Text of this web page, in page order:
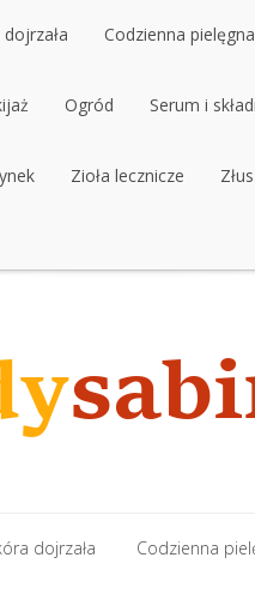
Codzienna
Codzienna
Ogród
Ogród
Serum i
Serum i
Zioła lecznicze
dojrzała Codzienna